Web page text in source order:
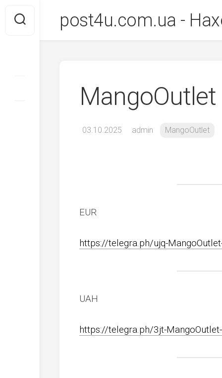
вмісту
post4u.com.ua -
MangoOutlet
03.10.2025 admin MangoOutlet
EUR
https://telegra.ph/ujq-
UAH
https://telegra.ph/3jt-